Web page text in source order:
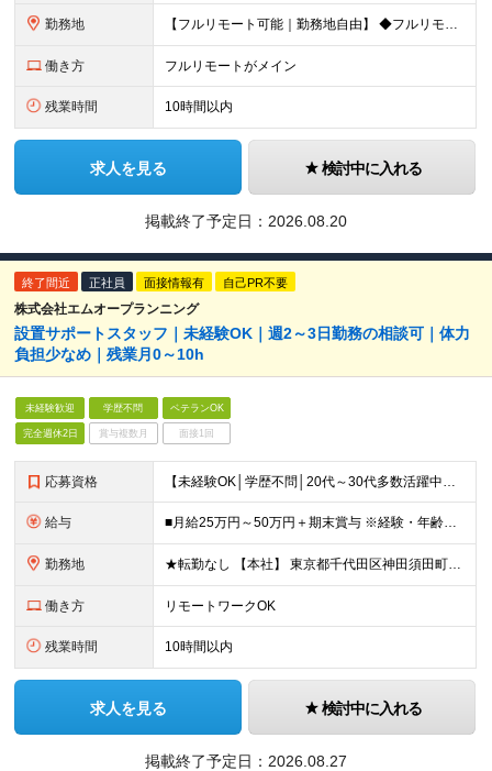
勤務地 【フルリモート可能｜勤務地自由】 ◆フルリモート多数！全国どこでも、好きな場所で働ける ◆UIターン歓迎！転勤なし ◆リモートワーク／出社も自由に選べる 【本社】 〒155-0032 東京都世田谷区
働き方 フルリモートがメイン
残業時間 10時間以内
求人を見る 検討中に入れる
掲載終了予定日： 2026.08.20
終了間近 正社員 面接情報有 自己PR不要
株式会社エムオープランニング
設置サポートスタッフ｜未経験OK｜週2～3日勤務の相談可｜体力
負担少なめ｜残業月0～10h
未経験歓迎 学歴不問 ベテランOK
完全週休2日 賞与複数月 面接1回
応募資格 【未経験OK│学歴不問│20代～30代多数活躍中】 ◇基本的なPCスキルをお持ちの方（文字入力程度でOK） ＼接客・販売経験者が多数活躍中！／ 「人と関わる仕事が好き」 「立ち仕事から、長く働ける環
給与 ■月給25万円～50万円＋期末賞与 ※経験・年齢・スキルを考慮し決定します ※残業代は1分単位で全額支給します ※試用期間（3ヶ月）あり。期間中の給与・その他待遇に差異はありません
勤務地 ★転勤なし 【本社】 東京都千代田区神田須田町1－26 芝信神田ビル10F ※プロジェクト先は、通勤時間も考慮し相談の上決定しています ※出張は、首都圏の日帰りがメインなど相談が可能です！ ※（変
働き方 リモートワークOK
残業時間 10時間以内
求人を見る 検討中に入れる
掲載終了予定日： 2026.08.27